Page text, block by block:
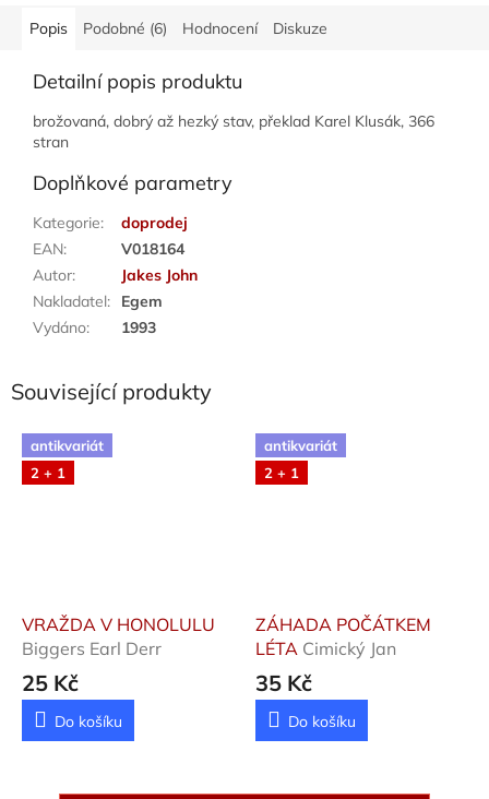
Popis Podobné (6) Hodnocení Diskuze
Detailní popis produktu
brožovaná, dobrý až hezký stav, překlad Karel Klusák, 366
stran
Doplňkové parametry
Kategorie:
doprodej
EAN:
V018164
Autor:
Jakes John
Nakladatel:
Egem
Vydáno: 1993
Související produkty
antikvariát
2 + 1
VRAŽDA V HONOLULU
Biggers Earl Derr
25 Kč
Do košíku
antikvariát
2 + 1
ZÁHADA POČÁTKEM
LÉTA Cimický Jan
35 Kč
Do košíku